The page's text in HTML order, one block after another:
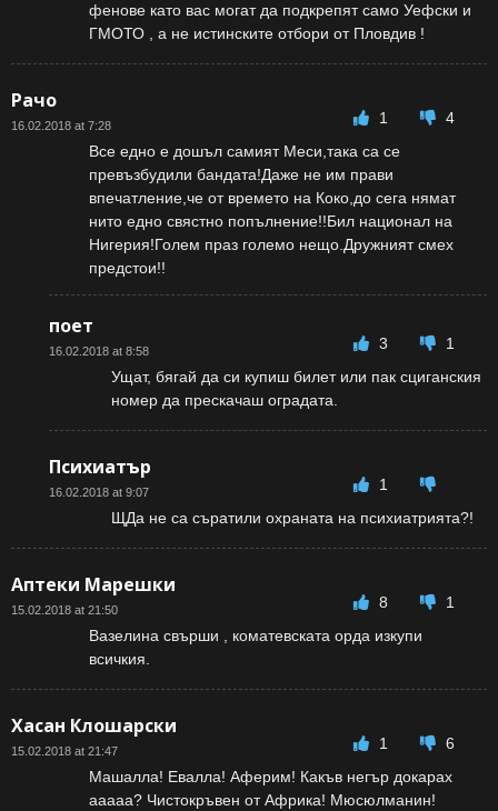
фенове като вас могат да подкрепят само Уефски и
ГМОТО , а не истинските отбори от Пловдив !
Рачо
16.02.2018 at 7:28 1
4
Все едно е дошъл самият Меси,така са се
превъзбудили бандата!Даже не им прави
впечатление,че от времето на Коко,до сега нямат
нито едно свястно попълнение!!Бил национал на
Нигерия!Голем праз големо нещо.Дружният смех
предстои!!
поет
16.02.2018 at 8:58 3
1
Ущат, бягай да си купиш билет или пак сциганския
номер да прескачаш оградата.
Психиатър
16.02.2018 at 9:07
1
ЩДа не са съратили охраната на психиатрията?!
Аптеки Марешки
15.02.2018 at 21:50 8
1
Вазелина свърши , коматевската орда изкупи
всичкия.
Хасан Клошарски
15.02.2018 at 21:47 1
6
Машалла! Евалла! Аферим! Какъв негър докарах
ааааа? Чистокръвен от Африка! Мюсюлманин!